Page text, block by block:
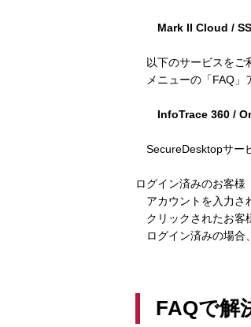
Mark II Cloud /
以下のサービスをご
メニューの「FAQ」
InfoTrace 360 /
SecureDesktopサー
ログイン済みのお客様
アカウントを入力さ
クリックされたお客
ログイン済みの場合
FAQで解